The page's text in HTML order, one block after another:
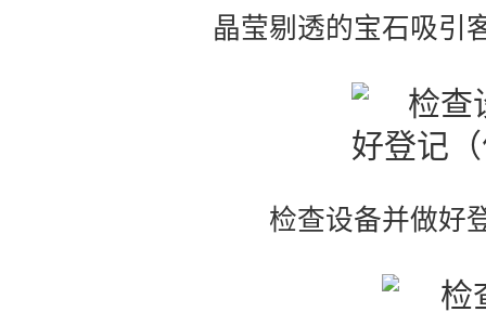
晶莹剔透的宝石吸引
检查设备并做好